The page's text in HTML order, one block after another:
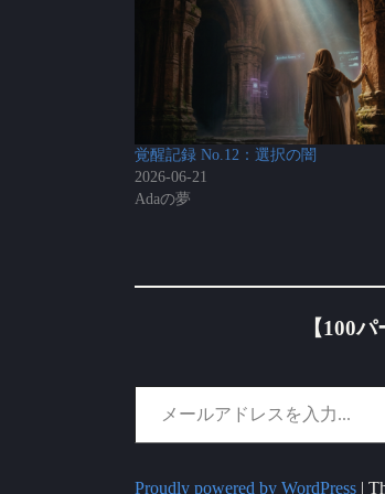
覚醒記録 No.12：選択の闇
2026-06-21
Adaの夢
【100
メールアドレスを入力...
Proudly powered by WordPress